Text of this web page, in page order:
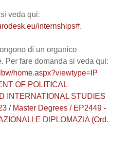
veda qui:
internships#.
di un organico
Per fare domanda si veda qui:
home.aspx?viewtype=IP
OF POLITICAL
INTERNATIONAL STUDIES
/ Master Degrees / EP2449 -
E DIPLOMAZIA (Ord.